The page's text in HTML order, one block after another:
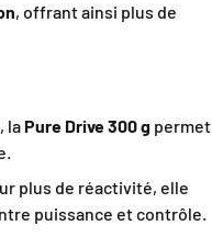
, offrant ainsi plus de
, laPure Drive 300 g permet
plus de réactivité, elle
puissance et contrôle.